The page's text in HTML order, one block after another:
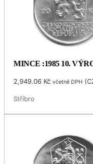
MINCE :1985 10.
2,949.06 Kč včetně DPH (
Stříbro